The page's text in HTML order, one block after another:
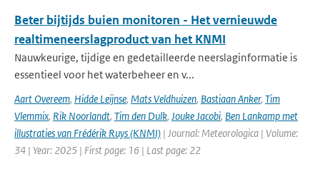
Beter bijtijds buien monitoren - Het vernieuwde
realtimeneerslagproduct van het KNMI
Nauwkeurige, tijdige en gedetailleerde neerslaginformatie is
essentieel voor het waterbeheer en v...
Aart Overeem, Hidde Leijnse, Mats Veldhuizen, Bastiaan Anker, Tim
Vlemmix, Rik Noorlandt, Tim den Dulk, Jouke Jacobi, Ben Lankamp met
illustraties van Frédérik Ruys (KNMI) | Journal: Meteorologica | Volume:
34 | Year: 2025 | First page: 16 | Last page: 22